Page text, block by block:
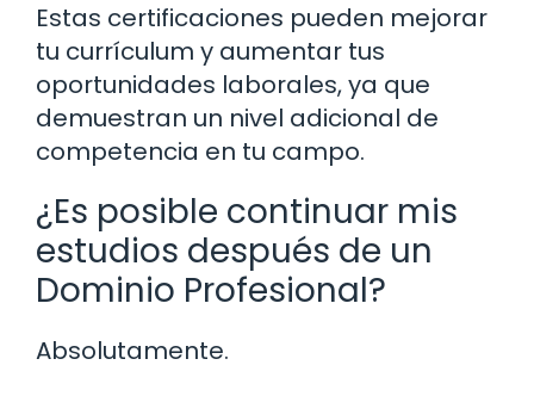
Estas certificaciones pueden mejorar
tu currículum y aumentar tus
oportunidades laborales, ya que
demuestran un nivel adicional de
competencia en tu campo.
¿Es posible continuar mis
estudios después de un
Dominio Profesional?
Absolutamente.